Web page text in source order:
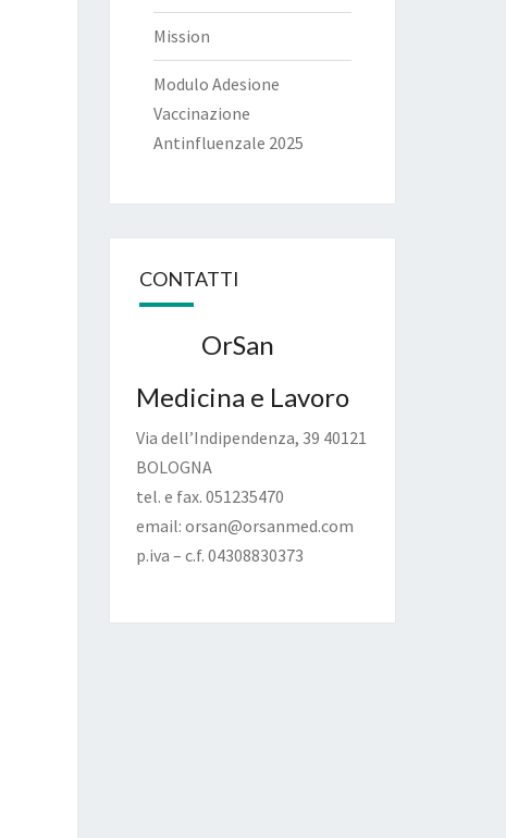
Mission
Modulo Adesione
Vaccinazione
Antinfluenzale 2025
CONTATTI
OrSan
Medicina e Lavoro
Via dell’Indipendenza, 39 40121
BOLOGNA
tel. e fax. 051235470
email: orsan@orsanmed.com
p.iva – c.f. 04308830373